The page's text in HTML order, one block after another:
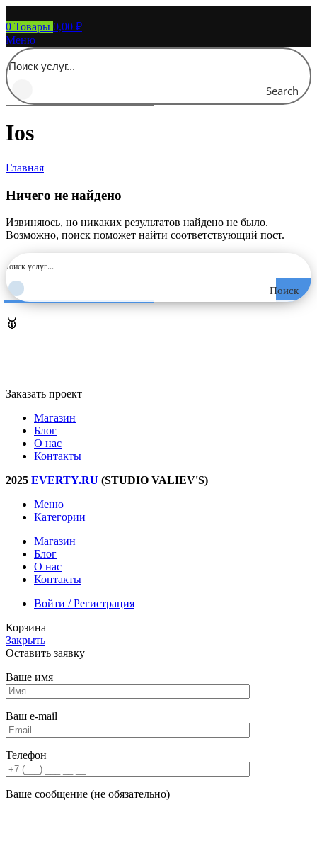
0 Товары 0,00 ₽
Меню
Search
Ios
Главная
Ничего не найдено
Извиняюсь, но никаких результатов найдено не было.
Возможно, поиск поможет найти соответствующий пост.
Поиск
🥇
Заказать проект
Магазин
Блог
О нас
Контакты
2025 EVERTY.RU (STUDIO VALIEV'S)
Меню
Категории
Магазин
Блог
О нас
Контакты
Войти / Регистрация
Корзина
Закрыть
Оставить заявку
Ваше имя
Ваш e-mail
Телефон
Ваше сообщение (не обязательно)